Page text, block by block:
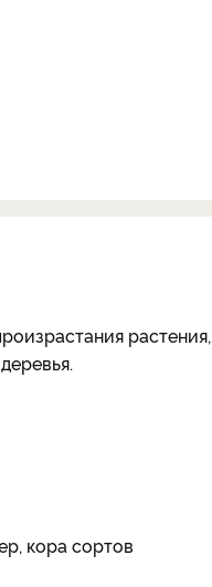
растения,
кора сортов